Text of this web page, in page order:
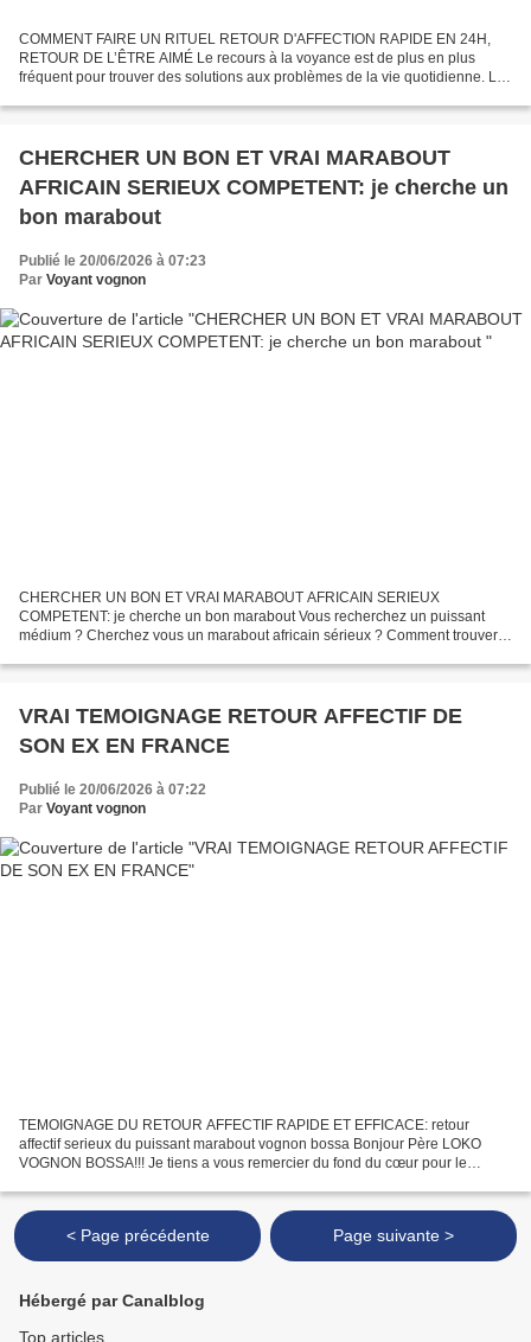
COMMENT FAIRE UN RITUEL RETOUR D'AFFECTION RAPIDE EN 24H,
RETOUR DE L’ÊTRE AIMÉ Le recours à la voyance est de plus en plus
fréquent pour trouver des solutions aux problèmes de la vie quotidienne. La
CHERCHER UN BON ET VRAI MARABOUT
AFRICAIN SERIEUX COMPETENT: je cherche un
bon marabout
Publié le 20/06/2026 à 07:23
Par Voyant vognon
CHERCHER UN BON ET VRAI MARABOUT AFRICAIN SERIEUX
COMPETENT: je cherche un bon marabout Vous recherchez un puissant
médium ? Cherchez vous un marabout africain sérieux ? Comment trouver
VRAI TEMOIGNAGE RETOUR AFFECTIF DE
SON EX EN FRANCE
Publié le 20/06/2026 à 07:22
Par Voyant vognon
TEMOIGNAGE DU RETOUR AFFECTIF RAPIDE ET EFFICACE: retour
affectif serieux du puissant marabout vognon bossa Bonjour Père LOKO
VOGNON BOSSA!!! Je tiens a vous remercier du fond du cœur pour le
< Page précédente Page suivante >
Hébergé par Canalblog
Top articles